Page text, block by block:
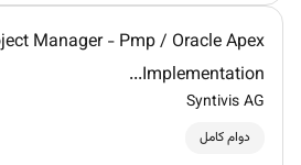
Manager - Pmp / Oracle Apex
Implementation...
Syntivis AG
دوام كامل